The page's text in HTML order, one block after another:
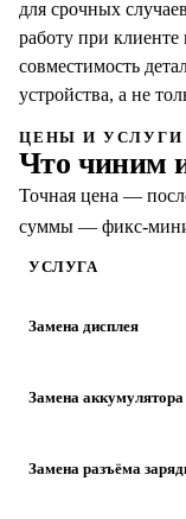
для срочных
работу при
совместимость
устройства, а не
ЦЕНЫ И УСЛУГИ
Что чиним
Точная цена —
суммы — фикс-
УСЛУГА
Замена дисплея
Замена аккумулятора
Замена разъёма